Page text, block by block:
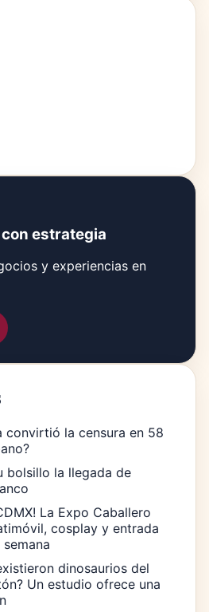
estrategia
y experiencias en
convirtió la censura en 58
bolsillo la llegada de
La Expo Caballero
cosplay y entrada
dinosaurios del
Un estudio ofrece una